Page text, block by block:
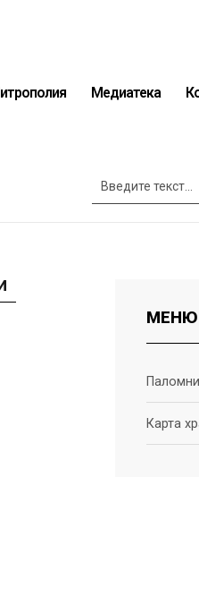
Медиатека
МЕНЮ
Карта